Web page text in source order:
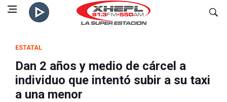
ESTATAL
Dan 2 años y medio de cárcel a
individuo que intentó subir a su taxi
a una menor